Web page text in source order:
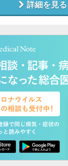
詳細を見る